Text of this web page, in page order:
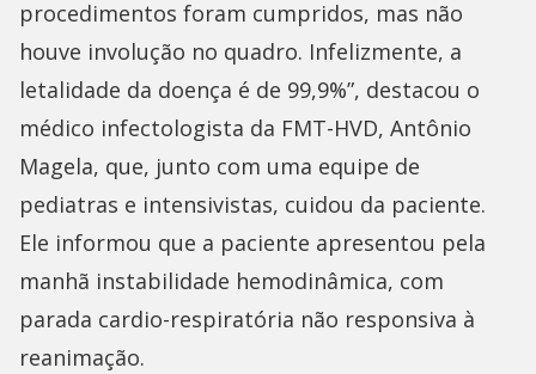
procedimentos foram cumpridos, mas não
houve involução no quadro. Infelizmente, a
letalidade da doença é de 99,9%”, destacou o
médico infectologista da FMT-HVD, Antônio
Magela, que, junto com uma equipe de
pediatras e intensivistas, cuidou da paciente.
Ele informou que a paciente apresentou pela
manhã instabilidade hemodinâmica, com
parada cardio-respiratória não responsiva à
reanimação.